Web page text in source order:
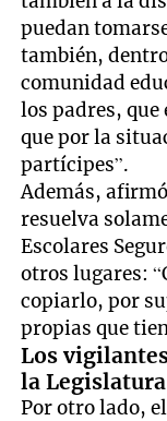
puedan
también,
comunidad
los padres, que
que por la
partícipes”.
Además,
resuelva
Escolares
otros lugares:
copiarlo, por
propias que
Los
la Legislatura
Por otro lado,